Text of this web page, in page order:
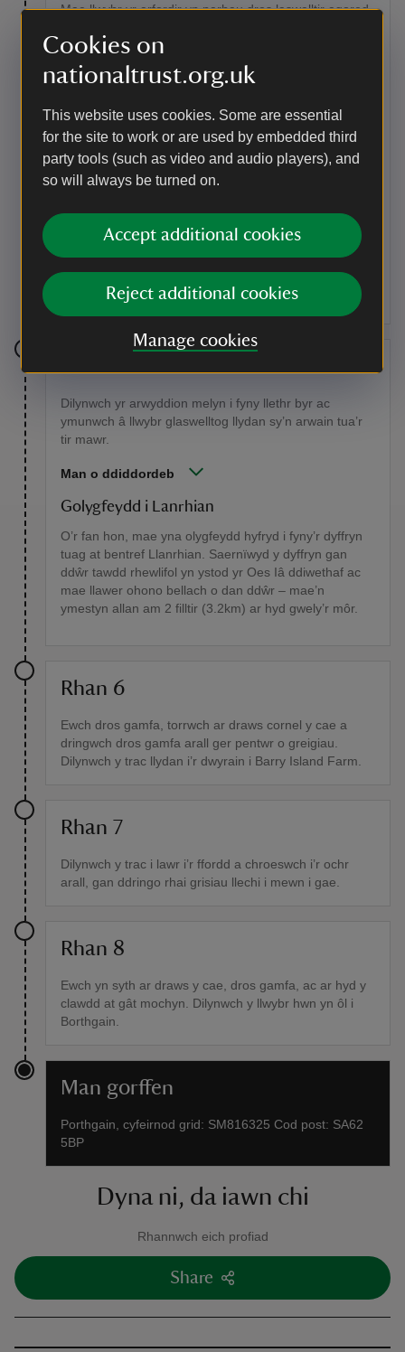
Cookies on
nationaltrust.org.uk
This website uses cookies. Some are essential
for the site to work or are used by embedded third
party tools (such as video and audio players), and
so will always be turned on.
Accept additional cookies
Reject additional cookies
Manage cookies
Mae llwybr yr arfordir yn parhau dros laswelltir agored,
draeth Abereiddi. Os nad ydych chi eisiau parhau â’r
gylchdaith lawn, neidiwch ar y bws (Gwibiwr Strwmbl) i
Borthgain, Tyddewi neu Abergwaun.
Man o ddiddordeb
Y Morlyn Glas
Mae’r hen chwarel lechi hon, gyda chreigiau geirwon
môr. Er bod y golygfeydd wrth gerdded tuag ato’n
drawiadol, byddwch yn ofalus oherwydd mae’r ymyl yn
ymddangos yn sydyn. Mae’r Morlyn yn lle poblogaidd
mae’r dŵr yn ddwfn ac yn oer.
Dilynwch yr arwyddion melyn i fyny llethr byr ac
ymunwch â llwybr glaswelltog llydan sy’n arwain tua’r
tir mawr.
Man o ddiddordeb
Golygfeydd i Lanrhian
O’r fan hon, mae yna olygfeydd hyfryd i fyny’r dyffryn
tuag at bentref Llanrhian. Saernïwyd y dyffryn gan
ddŵr tawdd rhewlifol yn ystod yr Oes Iâ ddiwethaf ac
mae llawer ohono bellach o dan ddŵr – mae’n
ymestyn allan am 2 filltir (3.2km) ar hyd gwely’r môr.
Rhan 6
Ewch dros gamfa, torrwch ar draws cornel y cae a
dringwch dros gamfa arall ger pentwr o greigiau.
Dilynwch y trac llydan i’r dwyrain i Barry Island Farm.
Rhan 7
Dilynwch y trac i lawr i’r ffordd a chroeswch i’r ochr
arall, gan ddringo rhai grisiau llechi i mewn i gae.
Rhan 8
Ewch yn syth ar draws y cae, dros gamfa, ac ar hyd y
clawdd at gât mochyn. Dilynwch y llwybr hwn yn ôl i
Borthgain.
Man gorffen
Porthgain, cyfeirnod grid: SM816325 Cod post: SA62
5BP
Dyna ni, da iawn chi
Rhannwch eich profiad
Share